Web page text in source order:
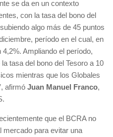
se da en un contexto
con la tasa del bono del
algo más de 45 puntos
período en el cual, en
Ampliando el período,
tasa del bono del Tesoro a 10
mientras que los Globales
afirmó Juan Manuel Franco,
que el BCRA no
mercado para evitar una